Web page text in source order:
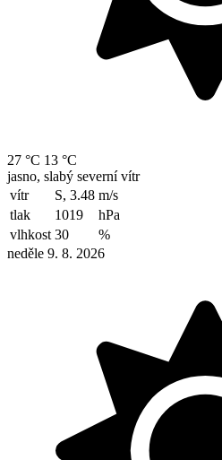
27 °C 13 °C
jasno, slabý severní vítr
vítr
S, 3.48 m/s
tlak
1019
hPa
vlhkost 30
%
neděle 9. 8. 2026